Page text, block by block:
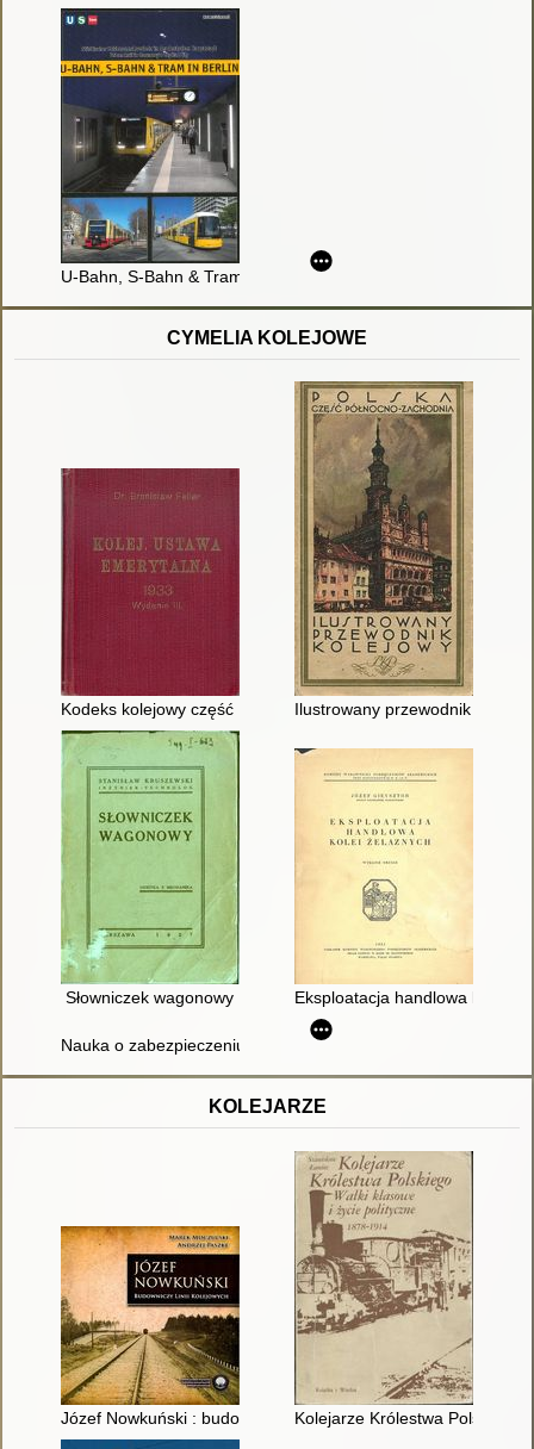
U-Bahn, S-Bahn & Tram Berlin
CYMELIA KOLEJOWE
Kodeks kolejowy część II Ilustrowany przewodnik
Słowniczek wagonowy Eksploatacja handlowa kolei
Nauka o zabezpieczeniu ruchu pociągów : podręcznik dla
KOLEJARZE
Józef Nowkuński : budowniczy linii kolejowychKolejarze Królestwa Polskiego